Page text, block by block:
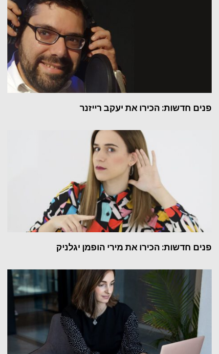
פנים חדשות: הכירו את יעקב רייזנר
פנים חדשות: הכירו את מירי הופמן יגלניק